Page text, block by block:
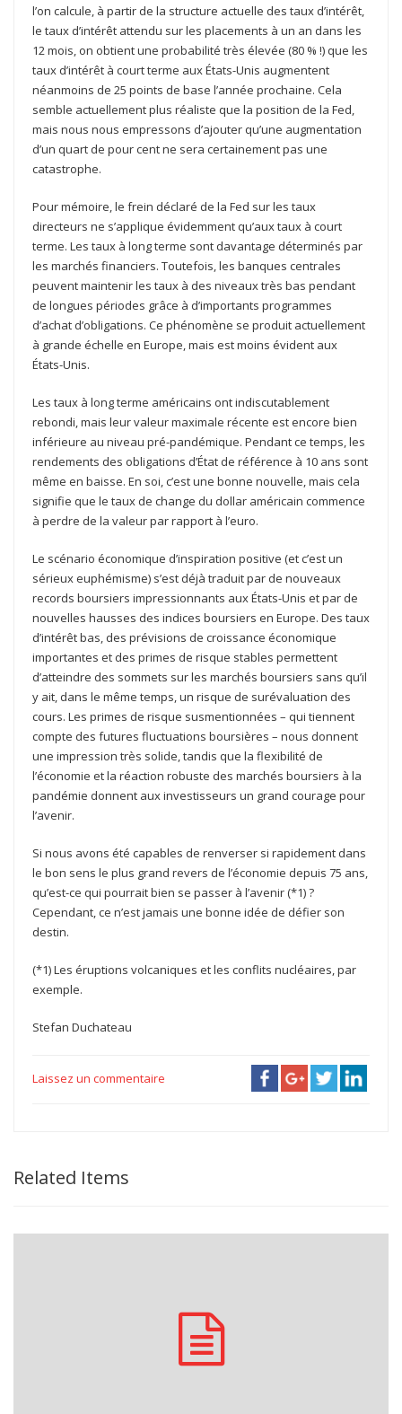
l’on calcule, à partir de la structure actuelle des taux d’intérêt,
le taux d’intérêt attendu sur les placements à un an dans les
12 mois, on obtient une probabilité très élevée (80 % !) que les
taux d’intérêt à court terme aux États-Unis augmentent
néanmoins de 25 points de base l’année prochaine. Cela
semble actuellement plus réaliste que la position de la Fed,
mais nous nous empressons d’ajouter qu’une augmentation
d’un quart de pour cent ne sera certainement pas une
catastrophe.
Pour mémoire, le frein déclaré de la Fed sur les taux
directeurs ne s’applique évidemment qu’aux taux à court
terme. Les taux à long terme sont davantage déterminés par
les marchés financiers. Toutefois, les banques centrales
peuvent maintenir les taux à des niveaux très bas pendant
de longues périodes grâce à d’importants programmes
d’achat d’obligations. Ce phénomène se produit actuellement
à grande échelle en Europe, mais est moins évident aux
États-Unis.
Les taux à long terme américains ont indiscutablement
rebondi, mais leur valeur maximale récente est encore bien
inférieure au niveau pré-pandémique. Pendant ce temps, les
rendements des obligations d’État de référence à 10 ans sont
même en baisse. En soi, c’est une bonne nouvelle, mais cela
signifie que le taux de change du dollar américain commence
à perdre de la valeur par rapport à l’euro.
Le scénario économique d’inspiration positive (et c’est un
sérieux euphémisme) s’est déjà traduit par de nouveaux
records boursiers impressionnants aux États-Unis et par de
nouvelles hausses des indices boursiers en Europe. Des taux
d’intérêt bas, des prévisions de croissance économique
importantes et des primes de risque stables permettent
d’atteindre des sommets sur les marchés boursiers sans qu’il
y ait, dans le même temps, un risque de surévaluation des
cours. Les primes de risque susmentionnées – qui tiennent
compte des futures fluctuations boursières – nous donnent
une impression très solide, tandis que la flexibilité de
l’économie et la réaction robuste des marchés boursiers à la
pandémie donnent aux investisseurs un grand courage pour
l’avenir.
Si nous avons été capables de renverser si rapidement dans
le bon sens le plus grand revers de l’économie depuis 75 ans,
qu’est-ce qui pourrait bien se passer à l’avenir (*1) ?
Cependant, ce n’est jamais une bonne idée de défier son
destin.
(*1) Les éruptions volcaniques et les conflits nucléaires, par
exemple.
Stefan Duchateau
Laissez un commentaire
Related Items